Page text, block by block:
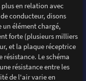
en relation avec
conducteur, disons
un élément chargé,
forte (plusieurs milliers
et la plaque réceptrice
résistance. Le schéma
résistance entre les
de l'air varie en